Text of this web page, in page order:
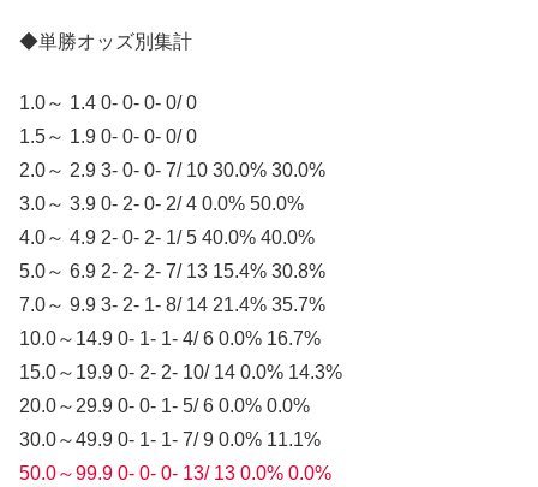
◆単勝オッズ別集計
1.0～ 1.4 0- 0- 0- 0/ 0
1.5～ 1.9 0- 0- 0- 0/ 0
2.0～ 2.9 3- 0- 0- 7/ 10 30.0% 30.0%
3.0～ 3.9 0- 2- 0- 2/ 4 0.0% 50.0%
4.0～ 4.9 2- 0- 2- 1/ 5 40.0% 40.0%
5.0～ 6.9 2- 2- 2- 7/ 13 15.4% 30.8%
7.0～ 9.9 3- 2- 1- 8/ 14 21.4% 35.7%
10.0～14.9 0- 1- 1- 4/ 6 0.0% 16.7%
15.0～19.9 0- 2- 2- 10/ 14 0.0% 14.3%
20.0～29.9 0- 0- 1- 5/ 6 0.0% 0.0%
30.0～49.9 0- 1- 1- 7/ 9 0.0% 11.1%
50.0～99.9 0- 0- 0- 13/ 13 0.0% 0.0%